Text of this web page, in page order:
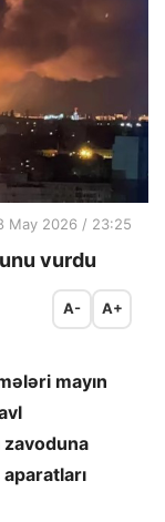
May 2026 / 23:25
vurdu
A- A+
mayın
zavoduna